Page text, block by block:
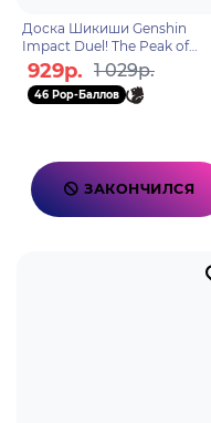
Доска Шикиши Genshin
Impact Duel! The Peak of
Summoning! 6976068147688
929р. 1 029р.
46 Pop-Баллов
ЗАКОНЧИЛСЯ